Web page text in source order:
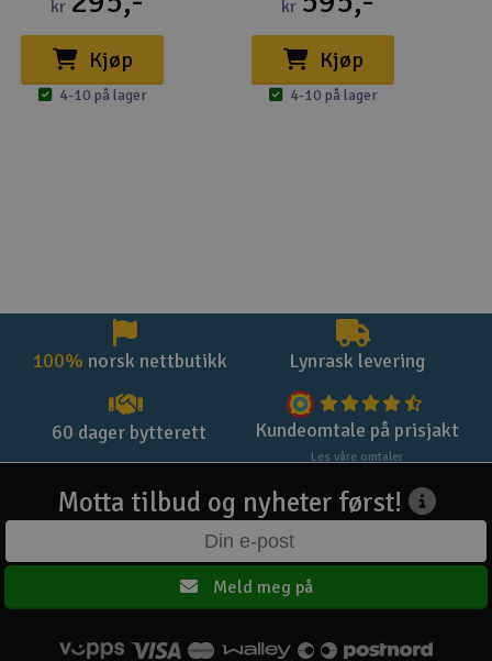
kr
Kjøp
4-10 på lager
kr
Kjøp
4-10 på lager
100% norsk nettbutikk Lynrask levering
60 dager bytterett Kundeomtale på prisjakt
Les våre omtaler
Motta tilbud og nyheter først!
Meld meg på